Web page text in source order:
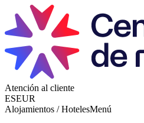
Atención al cliente
ESEUR
Alojamientos / HotelesMenú